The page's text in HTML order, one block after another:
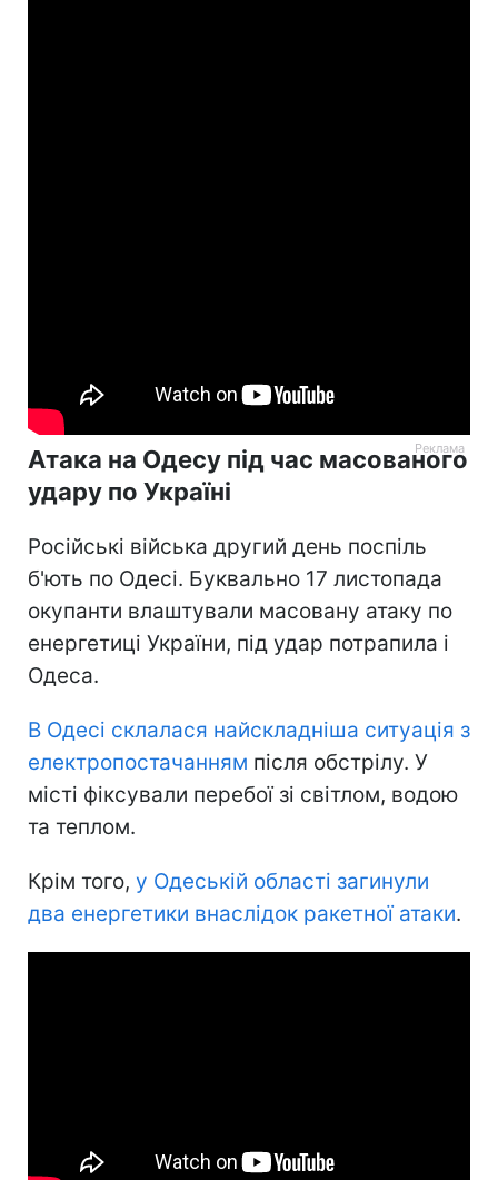
Атака на Одесу під час масованого
удару по Україні
Російські війська другий день поспіль
б'ють по Одесі. Буквально 17 листопада
окупанти влаштували масовану атаку по
енергетиці України, під удар потрапила і
Одеса.
В Одесі склалася найскладніша ситуація з
електропостачанням після обстрілу. У
місті фіксували перебої зі світлом, водою
та теплом.
Крім того, у Одеській області загинули
два енергетики внаслідок ракетної атаки.